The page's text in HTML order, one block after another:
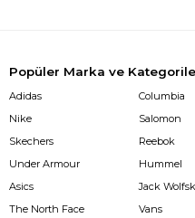
Popüler Marka ve
Adidas
Nike
Skechers
Under Armour
Asics
The North Face
Columbia
Salomon
Reebok
Hummel
Jack
Vans